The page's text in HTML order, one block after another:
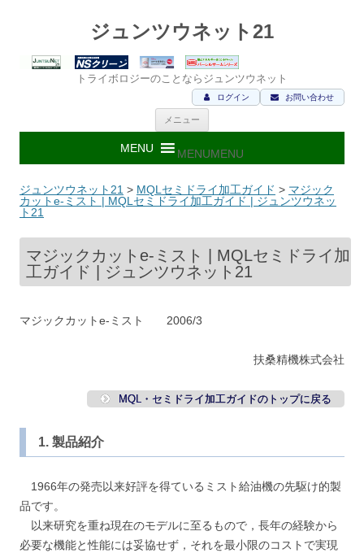
ジュンツウネット21
トライボロジーのことならジュンツウネット
お問い合わせ
ログイン
メニュー
ン
ツ
ス
キ
ッ
MENUMENU
ジュンツウネット21 > MQLセミドライ加工ガイド > マジック
カットe-ミスト | MQLセミドライ加工ガイド | ジュンツウネッ
ト21
マジックカットe-ミスト | MQLセミドライ加
工ガイド | ジュンツウネット21
マジックカットe-ミスト 2006/3
扶桑精機株式会社
MQL・セミドライ加工ガイドのトップに戻る
1. 製品紹介
1966年の発売以来好評を得ているミスト給油機の先駆け的製
品です。
以来研究を重ね現在のモデルに至るもので，長年の経験から
必要な機能と性能には妥協せず，それを最小限のコストで実現